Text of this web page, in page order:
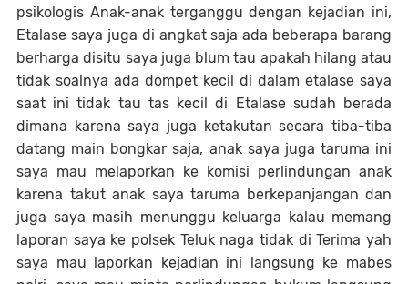
psikologis Anak-anak terganggu dengan kejadian ini,
Etalase saya juga di angkat saja ada beberapa barang
berharga disitu saya juga blum tau apakah hilang atau
tidak soalnya ada dompet kecil di dalam etalase saya
saat ini tidak tau tas kecil di Etalase sudah berada
dimana karena saya juga ketakutan secara tiba-tiba
datang main bongkar saja, anak saya juga taruma ini
saya mau melaporkan ke komisi perlindungan anak
karena takut anak saya taruma berkepanjangan dan
juga saya masih menunggu keluarga kalau memang
laporan saya ke polsek Teluk naga tidak di Terima yah
saya mau laporkan kejadian ini langsung ke mabes